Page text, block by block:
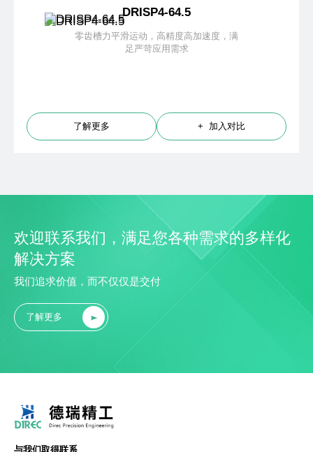
DRISP4-64.5
零齿槽力平滑运动，高精度高加速度，满
足严苛应用需求
了解更多 + 加入对比
欢迎联系我们，满足您各种需求的多样化
解决方案
我们追求价值，而不仅仅是交付
了解更多
与我们取得联系